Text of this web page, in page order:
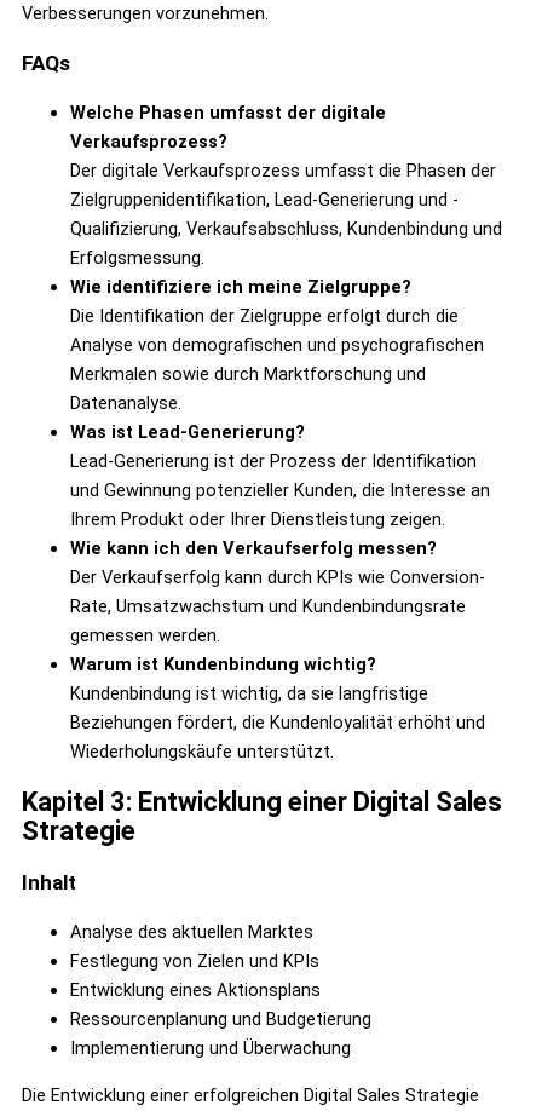
Verbesserungen vorzunehmen.
FAQs
Welche Phasen umfasst der digitale
Verkaufsprozess?
Der digitale Verkaufsprozess umfasst die Phasen der
Zielgruppenidentifikation, Lead-Generierung und -
Qualifizierung, Verkaufsabschluss, Kundenbindung und
Erfolgsmessung.
Wie identifiziere ich meine Zielgruppe?
Die Identifikation der Zielgruppe erfolgt durch die
Analyse von demografischen und psychografischen
Merkmalen sowie durch Marktforschung und
Datenanalyse.
Was ist Lead-Generierung?
Lead-Generierung ist der Prozess der Identifikation
und Gewinnung potenzieller Kunden, die Interesse an
Ihrem Produkt oder Ihrer Dienstleistung zeigen.
Wie kann ich den Verkaufserfolg messen?
Der Verkaufserfolg kann durch KPIs wie Conversion-
Rate, Umsatzwachstum und Kundenbindungsrate
gemessen werden.
Warum ist Kundenbindung wichtig?
Kundenbindung ist wichtig, da sie langfristige
Beziehungen fördert, die Kundenloyalität erhöht und
Wiederholungskäufe unterstützt.
Kapitel 3: Entwicklung einer Digital Sales
Strategie
Inhalt
Analyse des aktuellen Marktes
Festlegung von Zielen und KPIs
Entwicklung eines Aktionsplans
Ressourcenplanung und Budgetierung
Implementierung und Überwachung
Die Entwicklung einer erfolgreichen Digital Sales Strategie